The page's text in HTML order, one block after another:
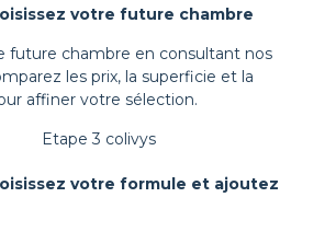
votre future chambre
future chambre en consultant nos
les prix, la superficie et la
affiner votre sélection.
votre formule et ajoutez